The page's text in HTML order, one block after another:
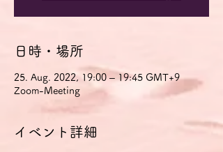
日時・場所
25. Aug. 2022, 19:00 – 19:45 GMT+9
Zoom-Meeting
イベント詳細